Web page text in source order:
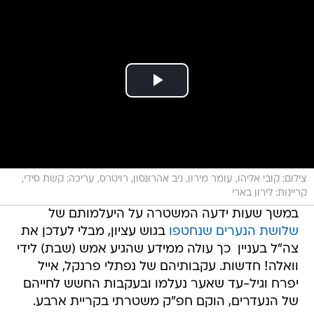
צילום: קובי אליהו, עומר מירון, ניב אהרונסון, רויטרס, עריכה: קשת סידי,
קריינות: לירון בארי
במשך שעות ידעה המשטרה על היעלמותם של
שלושת הנערים שנחטפו בגוש עציון, מבלי לעדכן את
צה"ל בעניין  כך עולה ממידע שהגיע אמש (שבת) לידי
וואלה! חדשות. עקבותיהם של נפתלי פרנקל, אייל
יפרח וגיל-עד שאער נעלמו ובעקבות החשש לחייהם
של הנעדרים, הוקם חפ"ק משטרתי בקריית ארבע.